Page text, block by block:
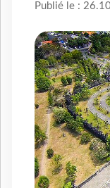
Publié le :